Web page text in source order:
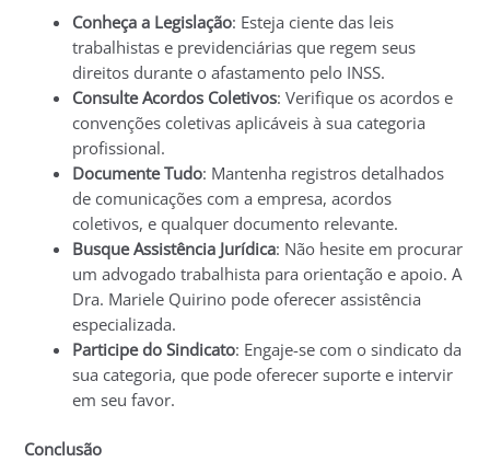
Conheça a Legislação: Esteja ciente das leis
trabalhistas e previdenciárias que regem seus
direitos durante o afastamento pelo INSS.
Consulte Acordos Coletivos: Verifique os acordos e
convenções coletivas aplicáveis à sua categoria
profissional.
Documente Tudo: Mantenha registros detalhados
de comunicações com a empresa, acordos
coletivos, e qualquer documento relevante.
Busque Assistência Jurídica: Não hesite em procurar
um advogado trabalhista para orientação e apoio. A
Dra. Mariele Quirino pode oferecer assistência
especializada.
Participe do Sindicato: Engaje-se com o sindicato da
sua categoria, que pode oferecer suporte e intervir
em seu favor.
Conclusão